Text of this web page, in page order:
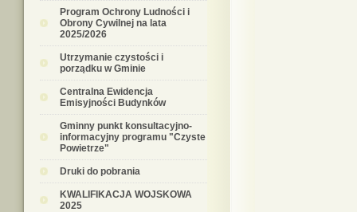
Program Ochrony Ludności i
Obrony Cywilnej na lata
2025/2026
Utrzymanie czystości i
porządku w Gminie
Centralna Ewidencja
Emisyjności Budynków
Gminny punkt konsultacyjno-
informacyjny programu "Czyste
Powietrze"
Druki do pobrania
KWALIFIKACJA WOJSKOWA
2025